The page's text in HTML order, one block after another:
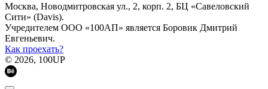
Москва, Новодмитровская ул., 2, корп. 2, БЦ «Савеловский
Сити» (Davis).
Учредителем ООО «100АП» является Боровик Дмитрий
Евгеньевич.
Как проехать?
© 2026, 100UP